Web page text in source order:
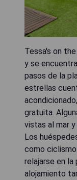
Tessa's on
y se
pasos de la
estrellas
gratuita.
vistas al mar
Los
como
relajarse en la
alojamiento